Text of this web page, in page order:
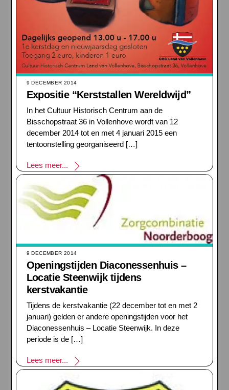
9 DECEMBER 2014
Expositie “Kerststallen Wereldwijd”
In het Cultuur Historisch Centrum aan de
Bisschopstraat 36 in Vollenhove wordt van 12
december 2014 tot en met 4 januari 2015 een
tentoonstelling georganiseerd […]
Lees meer...
9 DECEMBER 2014
Openingstijden Diaconessenhuis –
Locatie Steenwijk tijdens
kerstvakantie
Tijdens de kerstvakantie (22 december tot en met 2
januari) gelden er andere openingstijden voor het
Diaconessenhuis – Locatie Steenwijk. In deze
periode is de […]
Lees meer...